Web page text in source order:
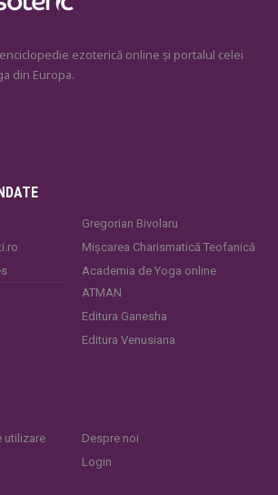
enciclopedie ezoterică online și portalul celei
din Europa.
Gregorian Bivolaru
Mișcarea Charismatică Teofanică
Academia de Yoga online
ATMAN
Editura Ganesha
Editura Venusiana
utilizare
Despre noi
Login